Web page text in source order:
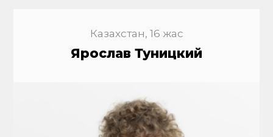
Казахстан, 16 жас
Ярослав Туницкий